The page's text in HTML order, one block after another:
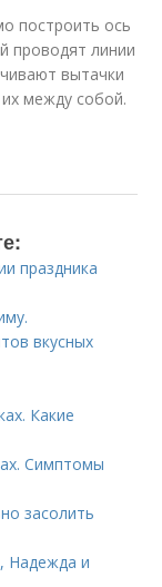
построить ось
проводят линии
вытачки
между собой.
праздника
вкусных
Какие
Симптомы
засолить
Надежда и